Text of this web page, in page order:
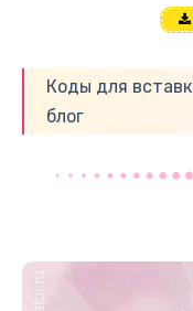
Коды для
блог